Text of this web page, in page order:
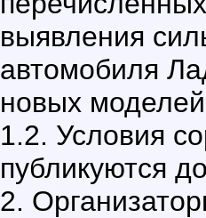
выявления
автомобиля
новых
1.2. Условия
публикуются
2.